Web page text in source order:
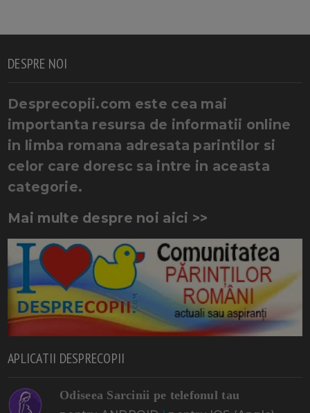
DESPRE NOI
Desprecopii.com este cea mai
importanta resursa de informatii online
in limba romana adresata parintilor si
celor care doresc sa intre in aceasta
categorie.
Mai multe despre noi aici >>
APLICATII DESPRECOPII
Odiseea Sarcinii pe telefonul tau